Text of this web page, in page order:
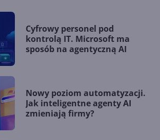
Cyfrowy personel pod
kontrolą IT. Microsoft ma
sposób na agentyczną AI
Nowy poziom automatyzacji.
Jak inteligentne agenty AI
zmieniają firmy?